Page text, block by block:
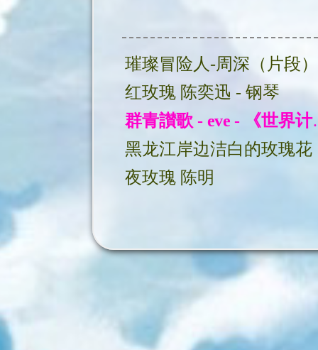
璀璨冒险人-周深（片段）
红玫瑰 陈奕迅 - 钢琴
群青讃歌 -
黑龙江岸边洁白的玫瑰花
夜玫瑰 陈明